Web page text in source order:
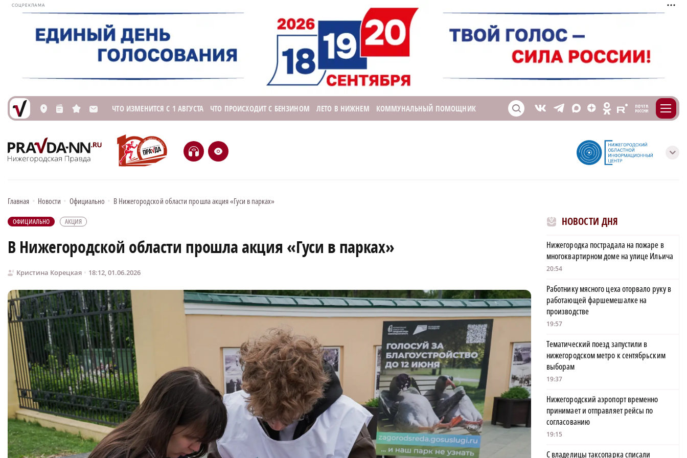
СОЦРЕКЛАМА
L n s M ЧТО ИЗМЕНИТСЯ С 1 АВГУСТА ЧТО ПРОИСХОДИТ С БЕНЗИНОМ ЛЕТО В НИЖНЕМ КОММУНАЛЬНЫЙ ПОМОЩНИК S V T X Z O E m
H e с
Главная • Новости • Официально • В Нижегородской области прошла акция «Гуси в парках»
ОФИЦИАЛЬНО АКЦИЯ
В Нижегородской области прошла акция «Гуси в парках»
Кристина Корецкая 18:12, 01.06.2026
НОВОСТИ ДНЯ
Нижегородка пострадала на пожаре в
многоквартирном доме на улице Ильича
20:54
Работнику мясного цеха оторвало руку в
работающей фаршемешалке на
производстве
19:57
Тематический поезд запустили в
нижегородском метро к сентябрьским
выборам
19:37
Нижегородский аэропорт временно
принимает и отправляет рейсы по
согласованию
19:15
С владелицы таксопарка списали